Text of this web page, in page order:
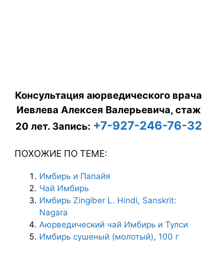
Консультация аюрведического врача
Иевлева Алексея Валерьевича, стаж
20 лет. Запись: +7-927-246-76-32
ПОХОЖИЕ ПО ТЕМЕ:
Имбирь и Папайя
Чай Имбирь
Имбирь Zingiber L. Hindi, Sanskrit:
Nagara
Аюрведический чай Имбирь и Тулси
Имбирь сушеный (молотый), 100 г